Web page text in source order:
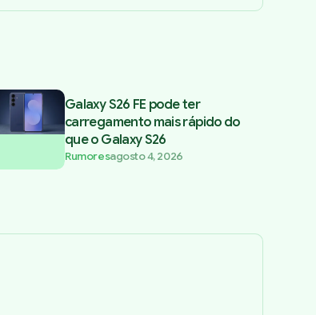
Galaxy S26 FE pode ter
carregamento mais rápido do
que o Galaxy S26
Rumoresagosto 4, 2026